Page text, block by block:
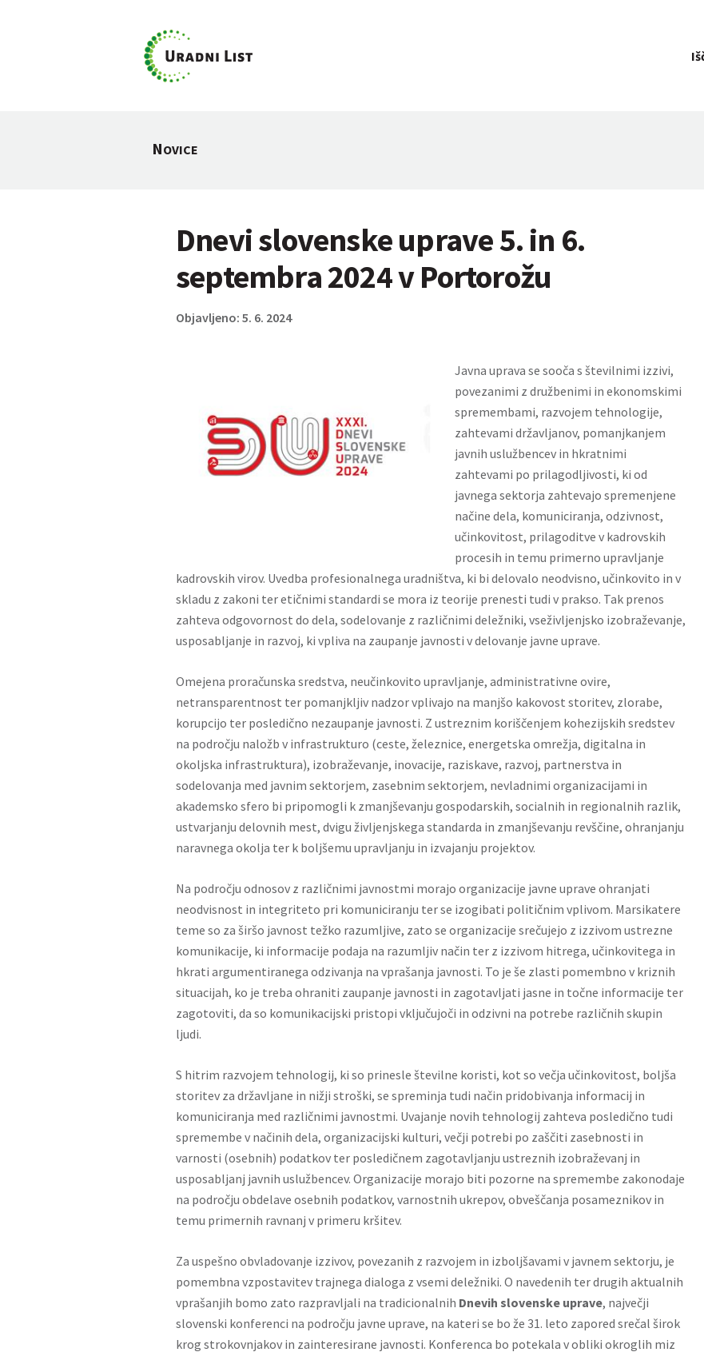
NOVICE
Dnevi slovenske uprave 5. in 6.
septembra 2024 v Portorožu
Objavljeno: 5. 6. 2024
Javna uprava se sooča s številnimi izzivi,
povezanimi z družbenimi in ekonomskimi
spremembami, razvojem tehnologije,
zahtevami državljanov, pomanjkanjem
javnih uslužbencev in hkratnimi
zahtevami po prilagodljivosti, ki od
javnega sektorja zahtevajo spremenjene
načine dela, komuniciranja, odzivnost,
učinkovitost, prilagoditve v kadrovskih
procesih in temu primerno upravljanje
kadrovskih virov. Uvedba profesionalnega uradništva, ki bi delovalo neodvisno, učinkovito in v
skladu z zakoni ter etičnimi standardi se mora iz teorije prenesti tudi v prakso. Tak prenos
zahteva odgovornost do dela, sodelovanje z različnimi deležniki, vseživljenjsko izobraževanje,
usposabljanje in razvoj, ki vpliva na zaupanje javnosti v delovanje javne uprave.
Omejena proračunska sredstva, neučinkovito upravljanje, administrativne ovire,
netransparentnost ter pomanjkljiv nadzor vplivajo na manjšo kakovost storitev, zlorabe,
korupcijo ter posledično nezaupanje javnosti. Z ustreznim koriščenjem kohezijskih sredstev
na področju naložb v infrastrukturo (ceste, železnice, energetska omrežja, digitalna in
okoljska infrastruktura), izobraževanje, inovacije, raziskave, razvoj, partnerstva in
sodelovanja med javnim sektorjem, zasebnim sektorjem, nevladnimi organizacijami in
akademsko sfero bi pripomogli k zmanjševanju gospodarskih, socialnih in regionalnih razlik,
ustvarjanju delovnih mest, dvigu življenjskega standarda in zmanjševanju revščine, ohranjanju
naravnega okolja ter k boljšemu upravljanju in izvajanju projektov.
Na področju odnosov z različnimi javnostmi morajo organizacije javne uprave ohranjati
neodvisnost in integriteto pri komuniciranju ter se izogibati političnim vplivom. Marsikatere
teme so za širšo javnost težko razumljive, zato se organizacije srečujejo z izzivom ustrezne
komunikacije, ki informacije podaja na razumljiv način ter z izzivom hitrega, učinkovitega in
hkrati argumentiranega odzivanja na vprašanja javnosti. To je še zlasti pomembno v kriznih
situacijah, ko je treba ohraniti zaupanje javnosti in zagotavljati jasne in točne informacije ter
zagotoviti, da so komunikacijski pristopi vključujoči in odzivni na potrebe različnih skupin
ljudi.
S hitrim razvojem tehnologij, ki so prinesle številne koristi, kot so večja učinkovitost, boljša
storitev za državljane in nižji stroški, se spreminja tudi način pridobivanja informacij in
komuniciranja med različnimi javnostmi. Uvajanje novih tehnologij zahteva posledično tudi
spremembe v načinih dela, organizacijski kulturi, večji potrebi po zaščiti zasebnosti in
varnosti (osebnih) podatkov ter posledičnem zagotavljanju ustreznih izobraževanj in
usposabljanj javnih uslužbencev. Organizacije morajo biti pozorne na spremembe zakonodaje
na področju obdelave osebnih podatkov, varnostnih ukrepov, obveščanja posameznikov in
temu primernih ravnanj v primeru kršitev.
Za uspešno obvladovanje izzivov, povezanih z razvojem in izboljšavami v javnem sektorju, je
pomembna vzpostavitev trajnega dialoga z vsemi deležniki. O navedenih ter drugih aktualnih
vprašanjih bomo zato razpravljali na tradicionalnih Dnevih slovenske uprave, največji
slovenski konferenci na področju javne uprave, na kateri se bo že 31. leto zapored srečal širok
krog strokovnjakov in zainteresirane javnosti. Konferenca bo potekala v obliki okroglih miz